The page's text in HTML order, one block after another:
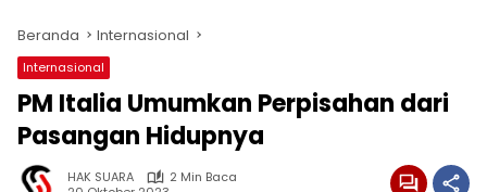
Beranda Internasional
Internasional
PM Italia Umumkan Perpisahan dari
Pasangan Hidupnya
HAK SUARA
2 Min Baca